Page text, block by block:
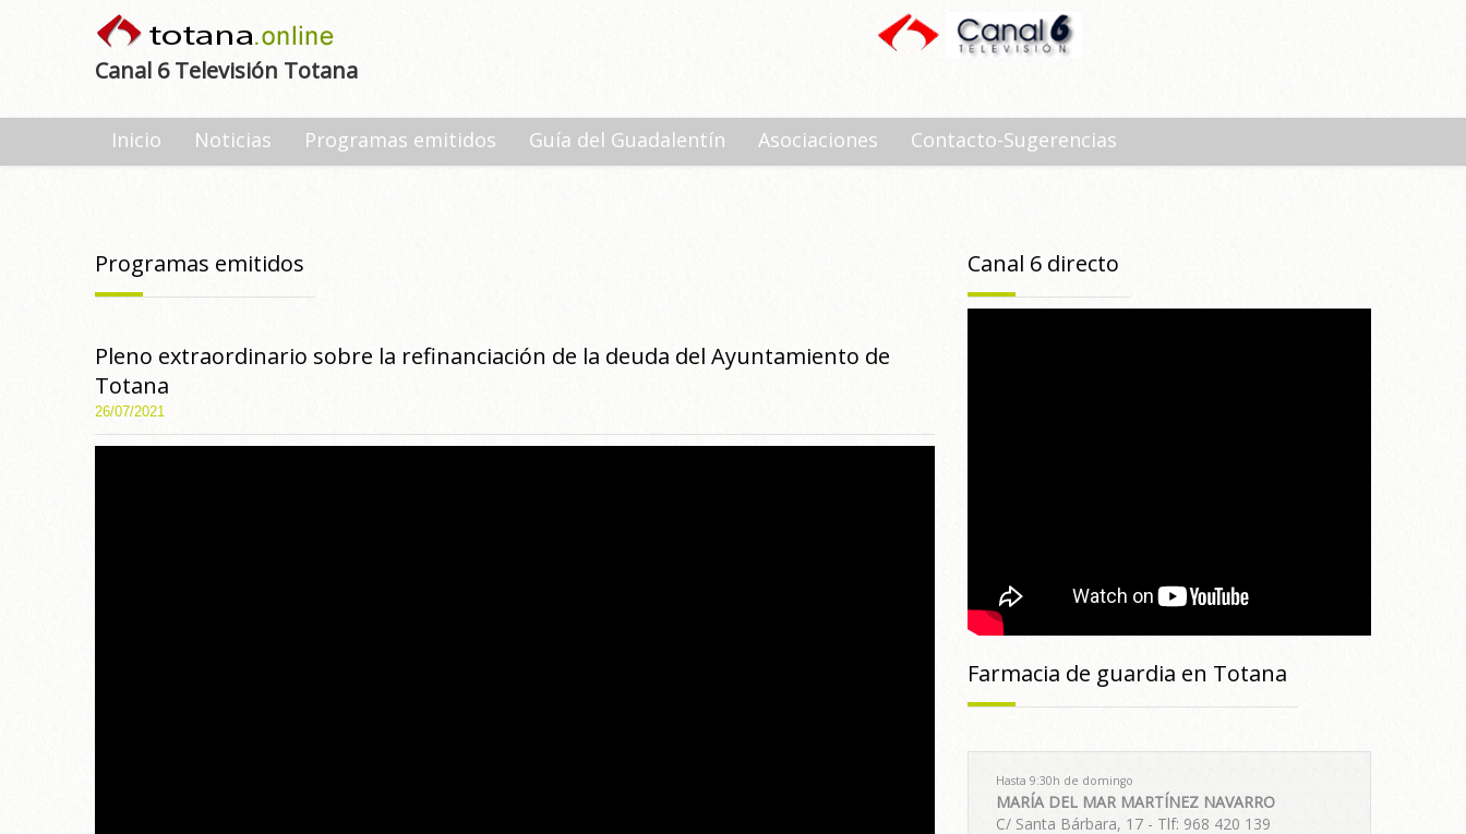
Canal 6 Televisión Totana
Inicio Noticias Programas emitidos Guía del Guadalentín Asociaciones Contacto-Sugerencias
Programas emitidos
Pleno extraordinario sobre la refinanciación de la deuda del Ayuntamiento de
Totana
26/07/2021
Canal 6 directo
Farmacia de guardia en Totana
Hasta 9:30h de domingo
MARÍA DEL MAR MARTÍNEZ NAVARRO
C/ Santa Bárbara, 17 - Tlf: 968 420 139